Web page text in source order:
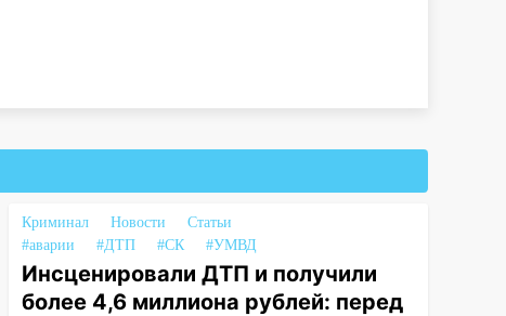
Криминал Новости
Статьи
#аварии
#ДТП #СК #УМВД
Инсценировали ДТП и получили
более 4,6 миллиона рублей: перед